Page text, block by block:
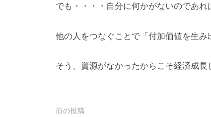
でも・・・・自分に何かがないのであれ
他の人をつなぐことで「付加価値を生み
そう、資源がなかったからこそ経済成長
前の投稿